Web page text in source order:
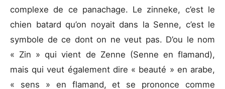
complexe de ce panachage. Le zinneke, c’est le
chien batard qu’on noyait dans la Senne, c’est le
symbole de ce dont on ne veut pas. D’ou le nom
« Zin » qui vient de Zenne (Senne en flamand),
mais qui veut également dire « beauté » en arabe,
« sens » en flamand, et se prononce comme